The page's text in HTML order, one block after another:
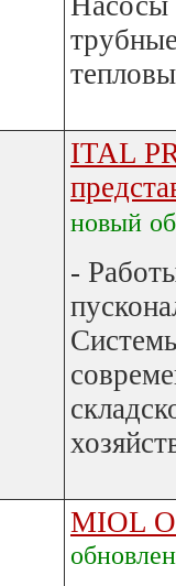
ITAL
новый
-
MIOL